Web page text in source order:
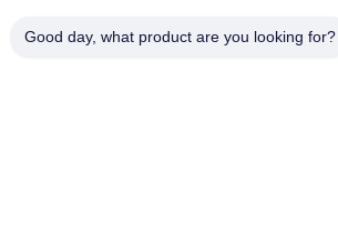
Automatyczna
Części
Good day, what product are you looking for?